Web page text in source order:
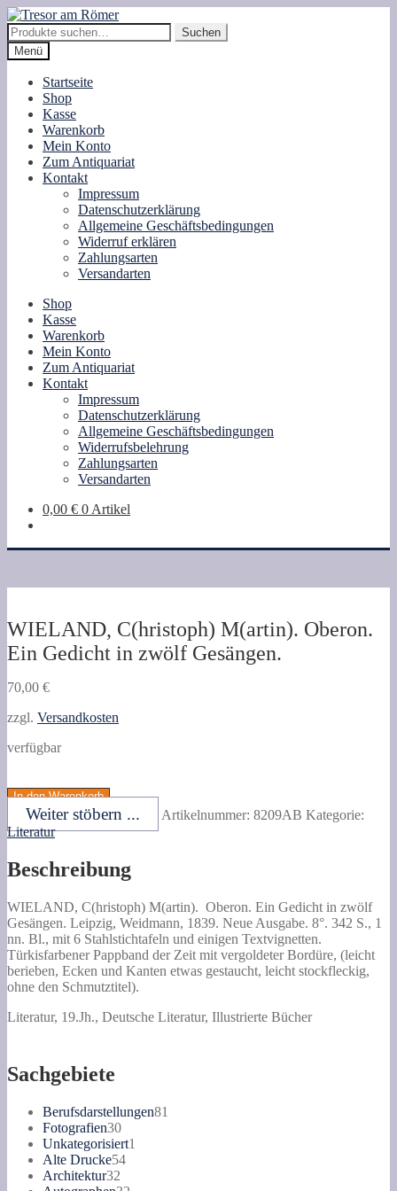
Zur
Navigation
springen
Zum
Inhalt
springen
Suche
nach:
Suchen
Menü
Startseite
Shop
Kasse
Warenkorb
Mein Konto
Zum Antiquariat
Kontakt
Impressum
Datenschutzerklärung
Allgemeine Geschäftsbedingungen
Widerruf erklären
Zahlungsarten
Versandarten
Shop
Kasse
Warenkorb
Mein Konto
Zum Antiquariat
Kontakt
Impressum
Datenschutzerklärung
Allgemeine Geschäftsbedingungen
Widerrufsbelehrung
Zahlungsarten
Versandarten
0,00 € 0 Artikel
WIELAND, C(hristoph) M(artin). Oberon.
Ein Gedicht in zwölf Gesängen.
70,00 €
zzgl. Versandkosten
verfügbar
C(hristoph)
M(artin).
Oberon.
Ein
in
Gesängen.
Menge
In den Warenkorb
Weiter stöbern ... Artikelnummer: 8209AB Kategorie:
Literatur
Beschreibung
WIELAND, C(hristoph) M(artin). Oberon. Ein Gedicht in zwölf
Gesängen. Leipzig, Weidmann, 1839. Neue Ausgabe. 8°. 342 S., 1
nn. Bl., mit 6 Stahlstichtafeln und einigen Textvignetten.
Türkisfarbener Pappband der Zeit mit vergoldeter Bordüre, (leicht
berieben, Ecken und Kanten etwas gestaucht, leicht stockfleckig,
ohne den Schmutztitel).
Literatur, 19.Jh., Deutsche Literatur, Illustrierte Bücher
Sachgebiete
Berufsdarstellungen81
Fotografien3030
Produkte
Unkategorisiert1
Alte Drucke5454
Architektur32